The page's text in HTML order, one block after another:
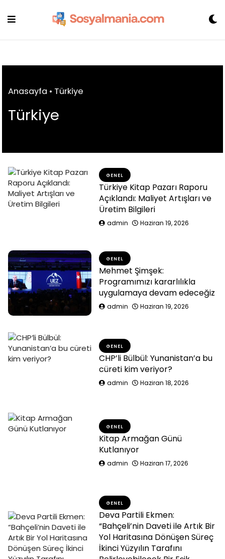
Anasayfa • Türkiye
Türkiye
GENEL
Türkiye Kitap Pazarı Raporu
Açıklandı: Maliyet Artışları ve
Üretim Bilgileri
admin Haziran 19, 2026
GENEL
Mehmet Şimşek:
Programımızı kararlılıkla
uygulamaya devam edeceğiz
admin Haziran 19, 2026
GENEL
CHP’li Bülbül: Yunanistan’a bu
cüreti kim veriyor?
admin Haziran 18, 2026
GENEL
Kitap Armağan Günü
Kutlanıyor
admin Haziran 17, 2026
GENEL
Deva Partili Ekmen:
“Bahçeli’nin Daveti ile Artık Bir
Yol Haritasına Dönüşen Süreç
İkinci Yüzyılın Tarafını